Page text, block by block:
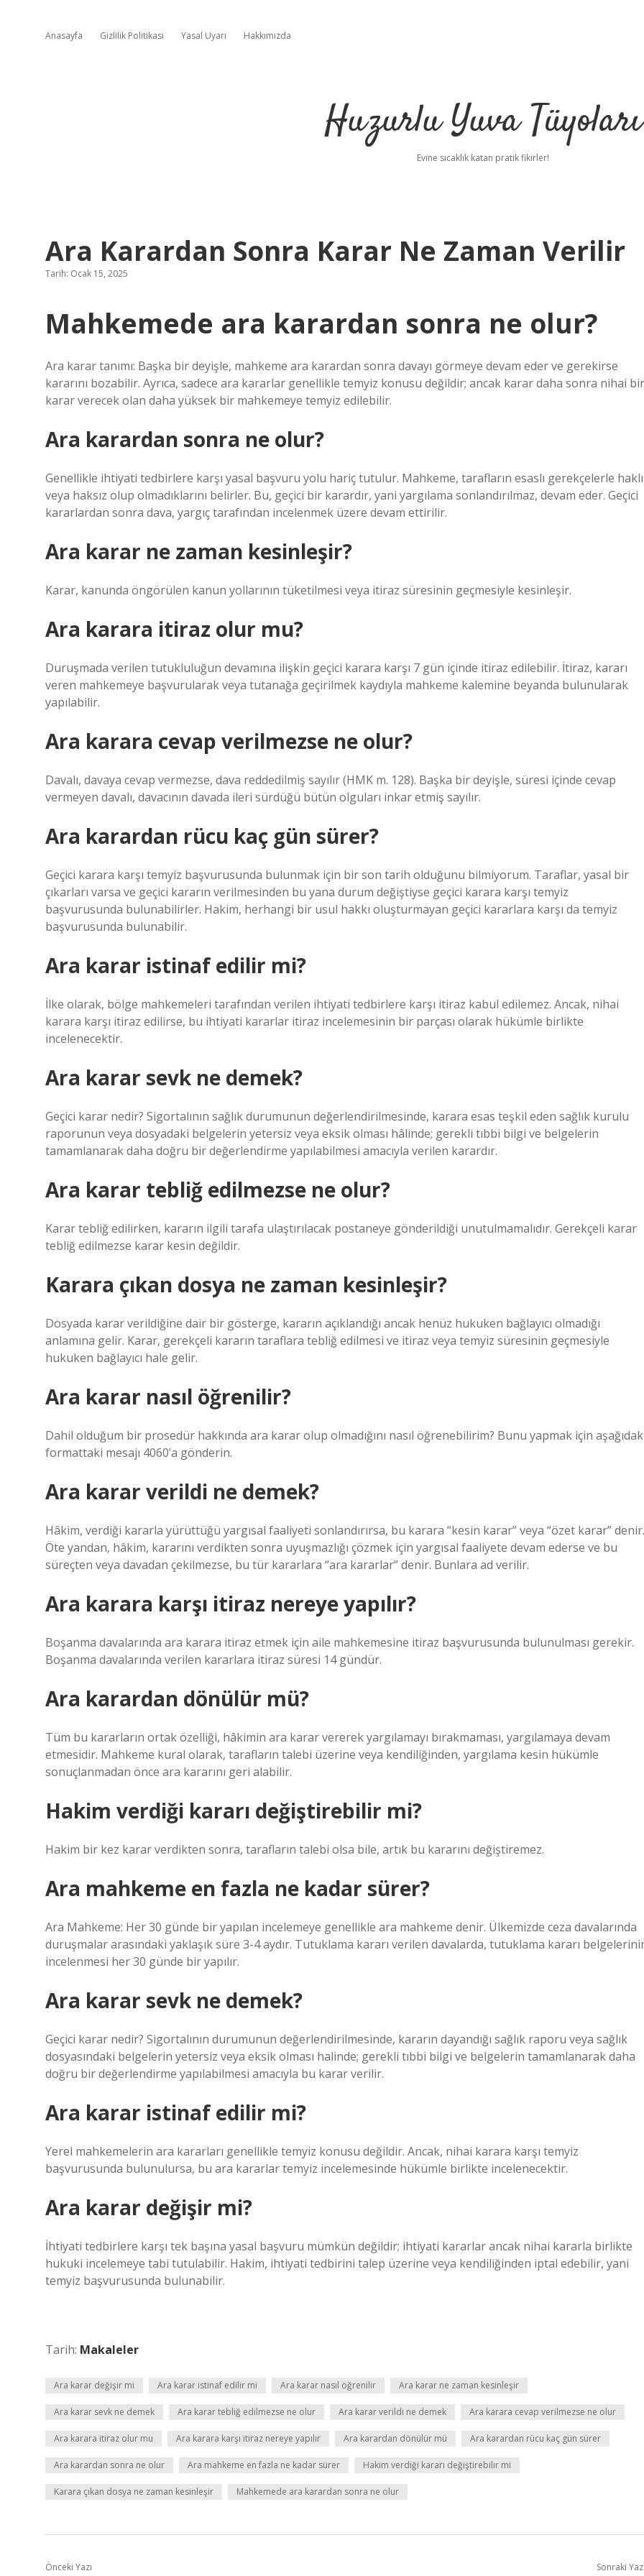
Anasayfa Gizlilik Politikası Yasal Uyarı Hakkımızda
Huzurlu Yuva Tüyoları
Evine sıcaklık katan pratik fikirler!
Ara Karardan Sonra Karar Ne Zaman Verilir
Tarih: Ocak 15, 2025
Mahkemede ara karardan sonra ne olur?
Ara karar tanımı: Başka bir deyişle, mahkeme ara karardan sonra davayı görmeye devam eder ve gerekirse
kararını bozabilir. Ayrıca, sadece ara kararlar genellikle temyiz konusu değildir; ancak karar daha sonra nihai bir
karar verecek olan daha yüksek bir mahkemeye temyiz edilebilir.
Ara karardan sonra ne olur?
Genellikle ihtiyati tedbirlere karşı yasal başvuru yolu hariç tutulur. Mahkeme, tarafların esaslı gerekçelerle haklı
veya haksız olup olmadıklarını belirler. Bu, geçici bir karardır, yani yargılama sonlandırılmaz, devam eder. Geçici
kararlardan sonra dava, yargıç tarafından incelenmek üzere devam ettirilir.
Ara karar ne zaman kesinleşir?
Karar, kanunda öngörülen kanun yollarının tüketilmesi veya itiraz süresinin geçmesiyle kesinleşir.
Ara karara itiraz olur mu?
Duruşmada verilen tutukluluğun devamına ilişkin geçici karara karşı 7 gün içinde itiraz edilebilir. İtiraz, kararı
veren mahkemeye başvurularak veya tutanağa geçirilmek kaydıyla mahkeme kalemine beyanda bulunularak
yapılabilir.
Ara karara cevap verilmezse ne olur?
Davalı, davaya cevap vermezse, dava reddedilmiş sayılır (HMK m. 128). Başka bir deyişle, süresi içinde cevap
vermeyen davalı, davacının davada ileri sürdüğü bütün olguları inkar etmiş sayılır.
Ara karardan rücu kaç gün sürer?
Geçici karara karşı temyiz başvurusunda bulunmak için bir son tarih olduğunu bilmiyorum. Taraflar, yasal bir
çıkarları varsa ve geçici kararın verilmesinden bu yana durum değiştiyse geçici karara karşı temyiz
başvurusunda bulunabilirler. Hakim, herhangi bir usul hakkı oluşturmayan geçici kararlara karşı da temyiz
başvurusunda bulunabilir.
Ara karar istinaf edilir mi?
İlke olarak, bölge mahkemeleri tarafından verilen ihtiyati tedbirlere karşı itiraz kabul edilemez. Ancak, nihai
karara karşı itiraz edilirse, bu ihtiyati kararlar itiraz incelemesinin bir parçası olarak hükümle birlikte
incelenecektir.
Ara karar sevk ne demek?
Geçici karar nedir? Sigortalının sağlık durumunun değerlendirilmesinde, karara esas teşkil eden sağlık kurulu
raporunun veya dosyadaki belgelerin yetersiz veya eksik olması hâlinde; gerekli tıbbi bilgi ve belgelerin
tamamlanarak daha doğru bir değerlendirme yapılabilmesi amacıyla verilen karardır.
Ara karar tebliğ edilmezse ne olur?
Karar tebliğ edilirken, kararın ilgili tarafa ulaştırılacak postaneye gönderildiği unutulmamalıdır. Gerekçeli karar
tebliğ edilmezse karar kesin değildir.
Karara çıkan dosya ne zaman kesinleşir?
Dosyada karar verildiğine dair bir gösterge, kararın açıklandığı ancak henüz hukuken bağlayıcı olmadığı
anlamına gelir. Karar, gerekçeli kararın taraflara tebliğ edilmesi ve itiraz veya temyiz süresinin geçmesiyle
hukuken bağlayıcı hale gelir.
Ara karar nasıl öğrenilir?
Dahil olduğum bir prosedür hakkında ara karar olup olmadığını nasıl öğrenebilirim? Bunu yapmak için
formattaki mesajı 4060’a gönderin.
Ara karar verildi ne demek?
Hâkim, verdiği kararla yürüttüğü yargısal faaliyeti sonlandırırsa, bu karara “kesin karar” veya “özet karar” denir.
Öte yandan, hâkim, kararını verdikten sonra uyuşmazlığı çözmek için yargısal faaliyete devam ederse ve bu
süreçten veya davadan çekilmezse, bu tür kararlara “ara kararlar” denir. Bunlara ad verilir.
Ara karara karşı itiraz nereye yapılır?
Boşanma davalarında ara karara itiraz etmek için aile mahkemesine itiraz başvurusunda bulunulması gerekir.
Boşanma davalarında verilen kararlara itiraz süresi 14 gündür.
Ara karardan dönülür mü?
Tüm bu kararların ortak özelliği, hâkimin ara karar vererek yargılamayı bırakmaması, yargılamaya devam
etmesidir. Mahkeme kural olarak, tarafların talebi üzerine veya kendiliğinden, yargılama kesin hükümle
sonuçlanmadan önce ara kararını geri alabilir.
Hakim verdiği kararı değiştirebilir mi?
Hakim bir kez karar verdikten sonra, tarafların talebi olsa bile, artık bu kararını değiştiremez.
Ara mahkeme en fazla ne kadar sürer?
Ara Mahkeme: Her 30 günde bir yapılan incelemeye genellikle ara mahkeme denir. Ülkemizde ceza davalarında
duruşmalar arasındaki yaklaşık süre 3-4 aydır. Tutuklama kararı verilen davalarda, tutuklama kararı
incelenmesi her 30 günde bir yapılır.
Ara karar sevk ne demek?
Geçici karar nedir? Sigortalının durumunun değerlendirilmesinde, kararın dayandığı sağlık raporu veya sağlık
dosyasındaki belgelerin yetersiz veya eksik olması halinde; gerekli tıbbi bilgi ve belgelerin tamamlanarak daha
doğru bir değerlendirme yapılabilmesi amacıyla bu karar verilir.
Ara karar istinaf edilir mi?
Yerel mahkemelerin ara kararları genellikle temyiz konusu değildir. Ancak, nihai karara karşı temyiz
başvurusunda bulunulursa, bu ara kararlar temyiz incelemesinde hükümle birlikte incelenecektir.
Ara karar değişir mi?
İhtiyati tedbirlere karşı tek başına yasal başvuru mümkün değildir; ihtiyati kararlar ancak nihai kararla birlikte
hukuki incelemeye tabi tutulabilir. Hakim, ihtiyati tedbirini talep üzerine veya kendiliğinden iptal edebilir, yani
temyiz başvurusunda bulunabilir.
Tarih: Makaleler
Ara karar değişir mi Ara karar istinaf edilir mi Ara karar nasıl öğrenilir Ara karar ne zaman kesinleşir
Ara karar sevk ne demek Ara karar tebliğ edilmezse ne olur Ara karar verildi ne demek Ara karara cevap verilmezse ne olur
Ara karara itiraz olur mu Ara karara karşı itiraz nereye yapılır Ara karardan dönülür mü Ara karardan rücu kaç gün sürer
Ara karardan sonra ne olur Ara mahkeme en fazla ne kadar sürer Hakim verdiği kararı değiştirebilir mi
Karara çıkan dosya ne zaman kesinleşir Mahkemede ara karardan sonra ne olur
Önceki Yazı Sonraki